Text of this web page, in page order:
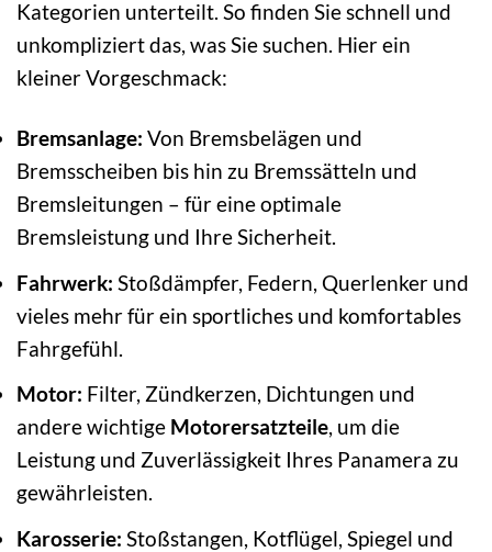
Kategorien unterteilt. So finden Sie schnell und
unkompliziert das, was Sie suchen. Hier ein
kleiner Vorgeschmack:
Bremsanlage: Von Bremsbelägen und
Bremsscheiben bis hin zu Bremssätteln und
Bremsleitungen – für eine optimale
Bremsleistung und Ihre Sicherheit.
Fahrwerk: Stoßdämpfer, Federn, Querlenker und
vieles mehr für ein sportliches und komfortables
Fahrgefühl.
Motor: Filter, Zündkerzen, Dichtungen und
andere wichtige Motorersatzteile, um die
Leistung und Zuverlässigkeit Ihres Panamera zu
gewährleisten.
Karosserie: Stoßstangen, Kotflügel, Spiegel und